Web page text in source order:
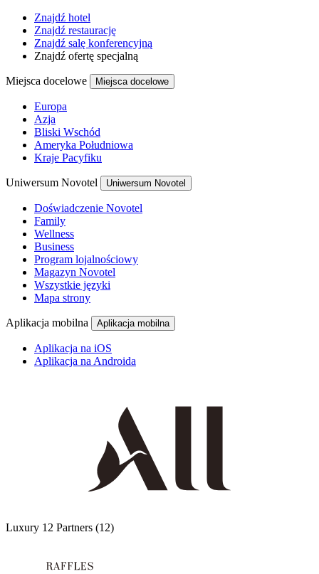
Znajdź hotel
Znajdź restaurację
Znajdź salę konferencyjną
Znajdź ofertę specjalną
Miejsca docelowe Miejsca docelowe
Europa
Azja
Bliski Wschód
Ameryka Południowa
Kraje Pacyfiku
Uniwersum Novotel Uniwersum Novotel
Doświadczenie Novotel
Family
Wellness
Business
Program lojalnościowy
Magazyn Novotel
Wszystkie języki
Mapa strony
Aplikacja mobilna Aplikacja mobilna
Aplikacja na iOS
Aplikacja na Androida
Luxury 12 Partners (12)